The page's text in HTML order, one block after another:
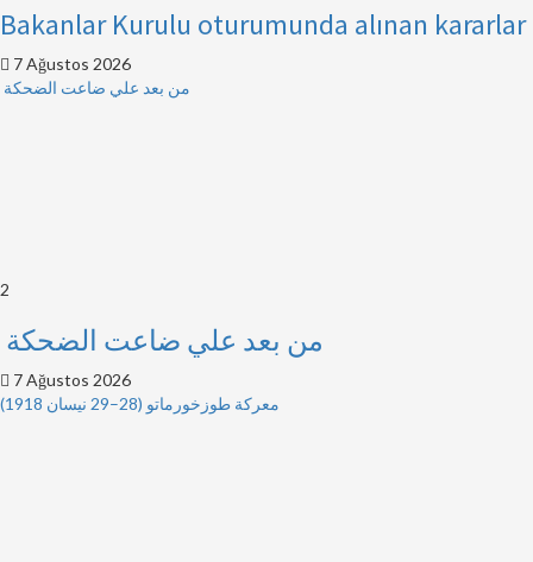
Bakanlar Kurulu oturumunda alınan kararlar
7 Ağustos 2026
من بعد علي ضاعت الضحكة
2
من بعد علي ضاعت الضحكة
7 Ağustos 2026
معركة طوزخورماتو (28–29 نيسان 1918)